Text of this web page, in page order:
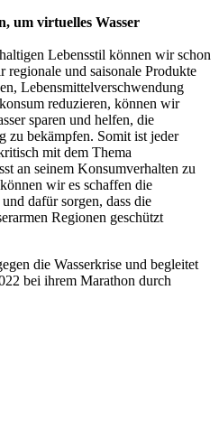
um virtuelles Wasser
Lebensstil können wir schon
und saisonale Produkte
Lebensmittelverschwendung
reduzieren, können wir
sparen und helfen, die
zu bekämpfen. Somit ist jeder
mit dem Thema
an seinem Konsumverhalten zu
wir es schaffen die
dafür sorgen, dass die
Regionen geschützt
die Wasserkrise und begleitet
bei ihrem Marathon durch